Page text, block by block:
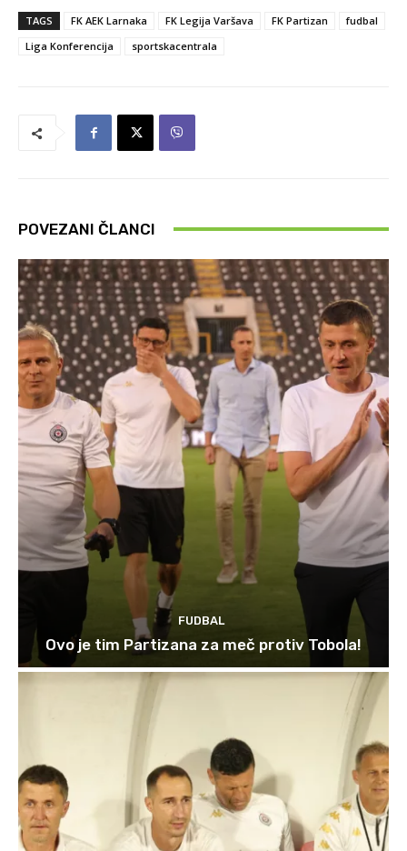
TAGS FK AEK Larnaka FK Legija Varšava FK Partizan
fudbal
Liga Konferencija
sportskacentrala
POVEZANI ČLANCI
FUDBAL
Ovo je tim Partizana za meč protiv Tobola!